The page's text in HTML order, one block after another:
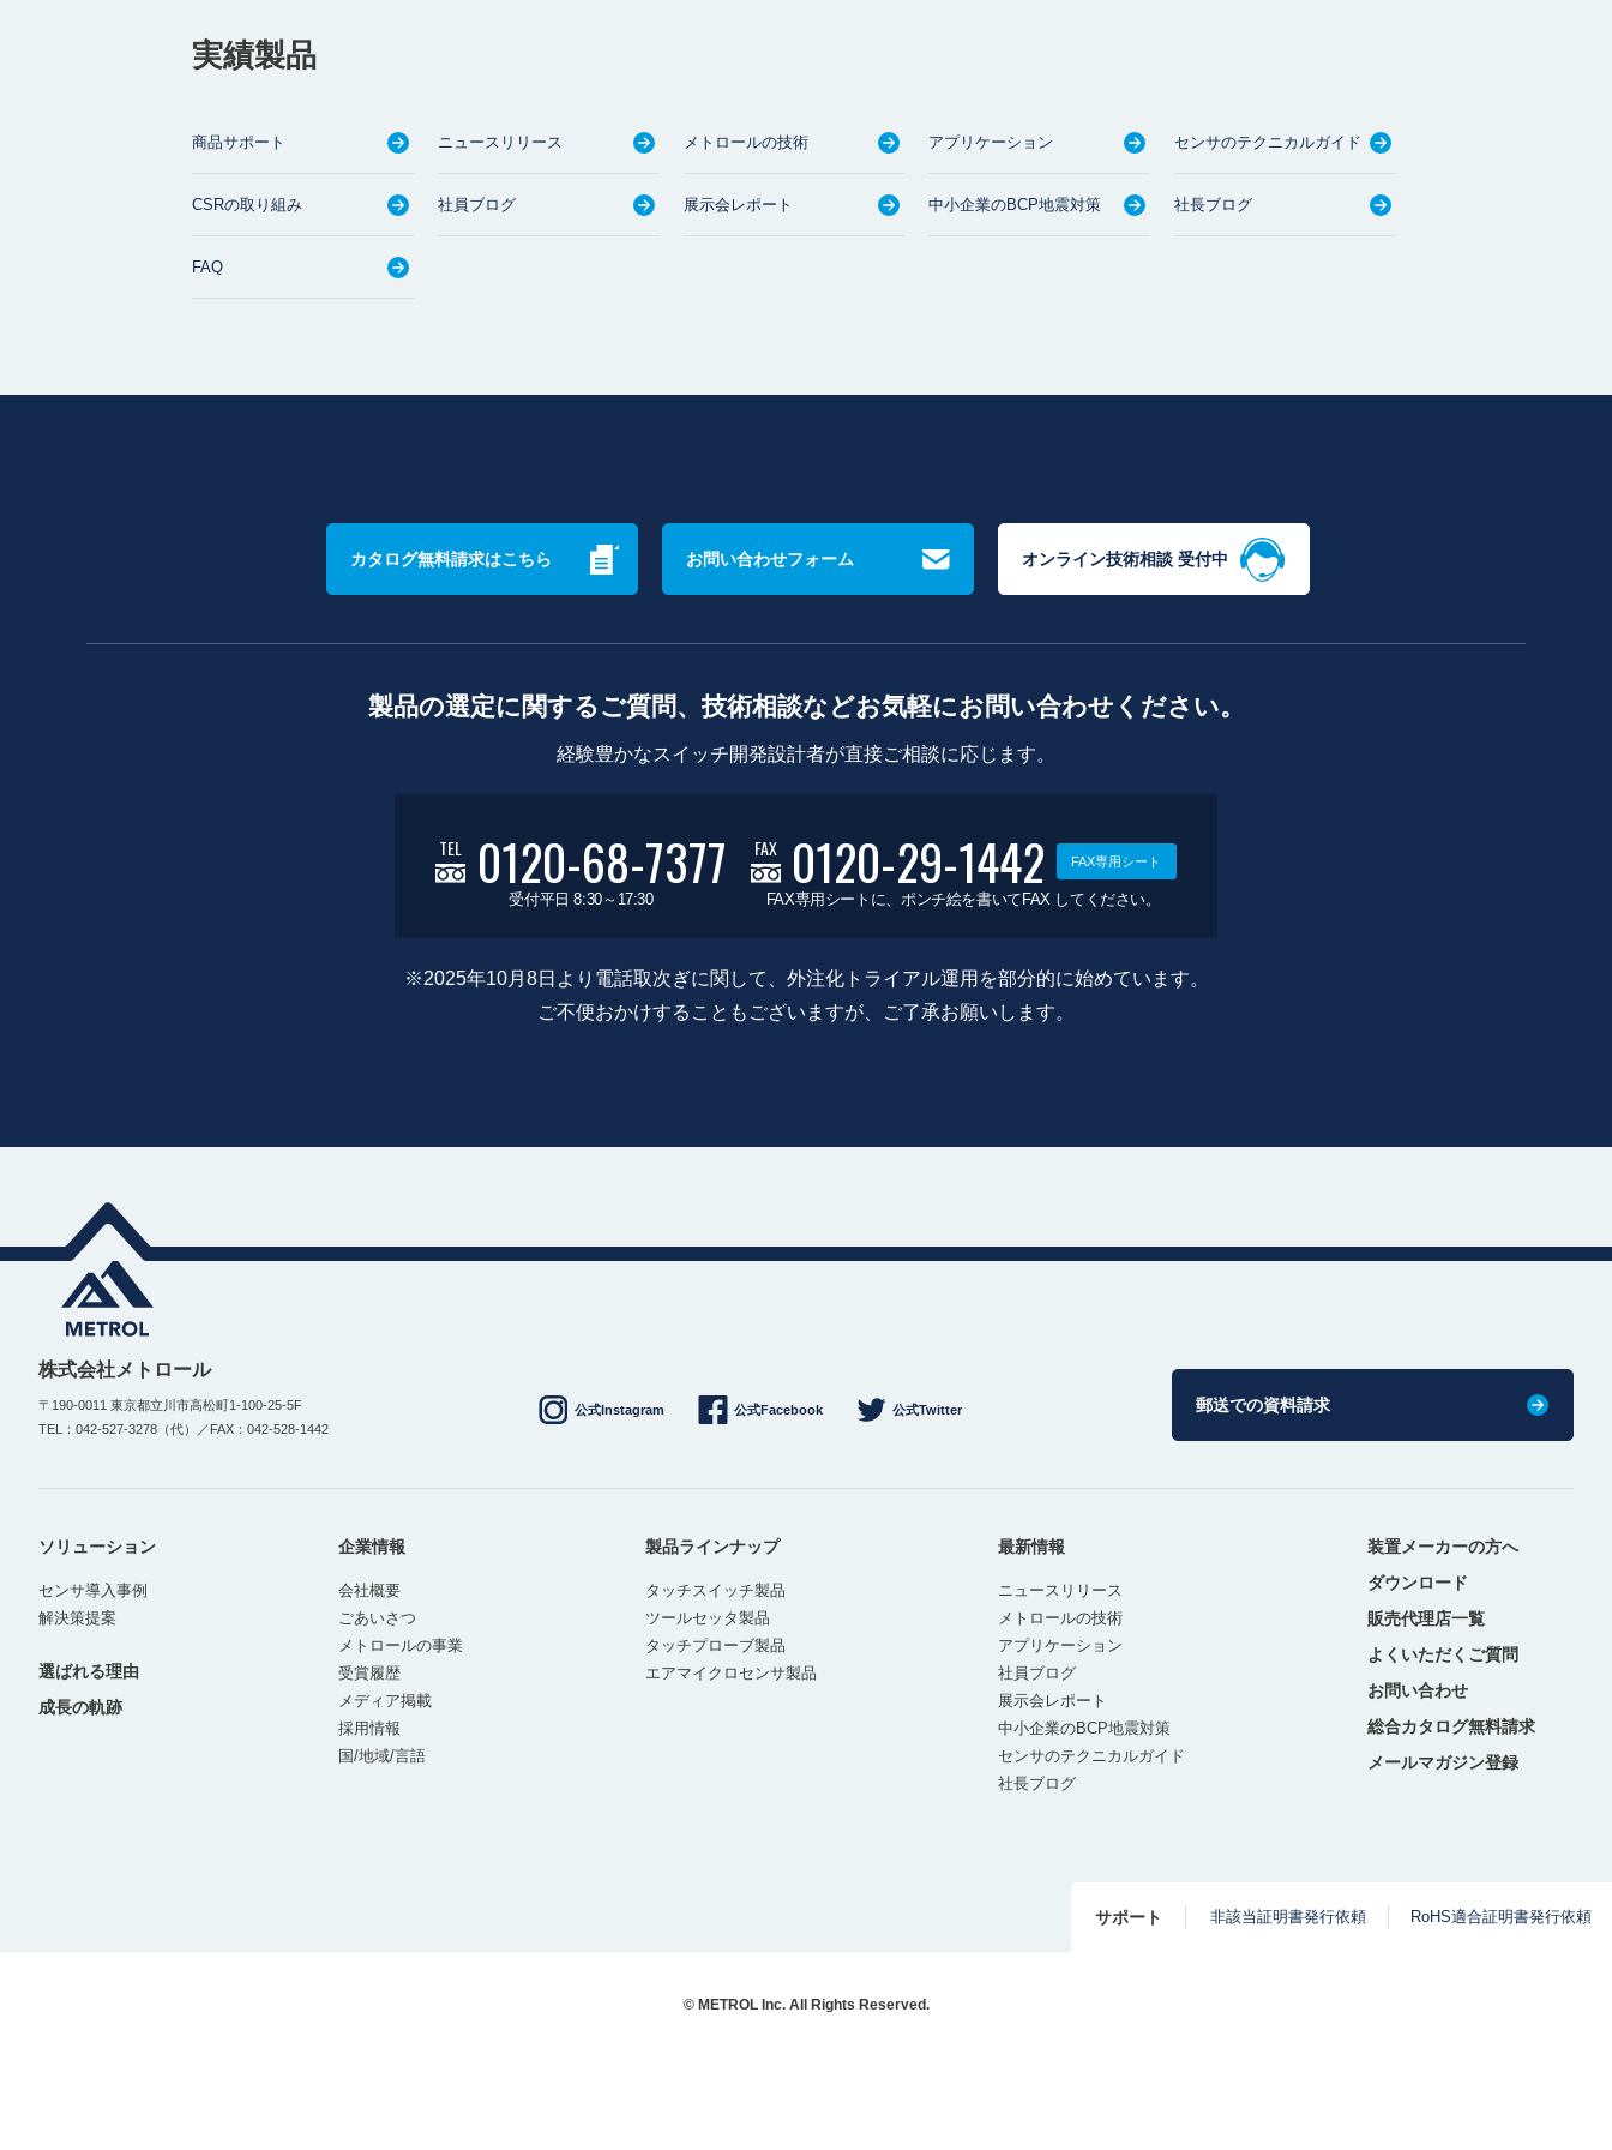
実績製品
商品サポート ニュースリリース メトロールの技術 アプリケーション センサのテクニカルガイド
CSRの取り組み 社員ブログ 展示会レポート 中小企業のBCP地震対策 社長ブログ
FAQ
カタログ無料請求はこちら お問い合わせフォーム オンライン技術相談 受付中
製品の選定に関するご質問、技術相談などお気軽にお問い合わせください。
経験豊かなスイッチ開発設計者が直接ご相談に応じます。
TEL 0120-68-7377
受付平日 8:30～17:30
FAX 0120-29-1442 FAX専用シート
FAX専用シートに、ポンチ絵を書いてFAX してください。
※2025年10月8日より電話取次ぎに関して、外注化トライアル運用を部分的に始めています。
ご不便おかけすることもございますが、ご了承お願いします。
株式会社メトロール
〒190-0011 東京都立川市高松町1-100-25-5F
TEL：042-527-3278（代）／FAX：042-528-1442
公式Instagram 公式Facebook 公式Twitter 郵送での資料請求
ソリューション
センサ導入事例
解決策提案
選ばれる理由
成長の軌跡
企業情報
会社概要
ごあいさつ
メトロールの事業
受賞履歴
メディア掲載
採用情報
国/地域/言語
製品ラインナップ
タッチスイッチ製品
ツールセッタ製品
タッチプローブ製品
エアマイクロセンサ製品
最新情報
ニュースリリース
メトロールの技術
アプリケーション
社員ブログ
展示会レポート
中小企業のBCP地震対策
センサのテクニカルガイド
社長ブログ
装置メーカーの方へ
ダウンロード
販売代理店一覧
よくいただくご質問
お問い合わせ
総合カタログ無料請求
メールマガジン登録
サポート 非該当証明書発行依頼 RoHS適合証明書発行依頼
© METROL Inc. All Rights Reserved.